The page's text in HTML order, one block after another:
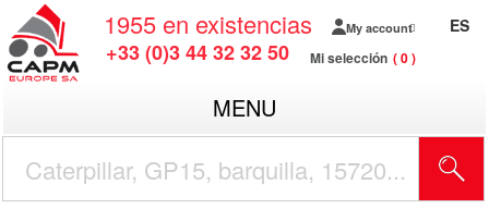
1955 en existencias
+33 (0)3 44 32 32 50
My account
Mi selección 0
ES
MENU